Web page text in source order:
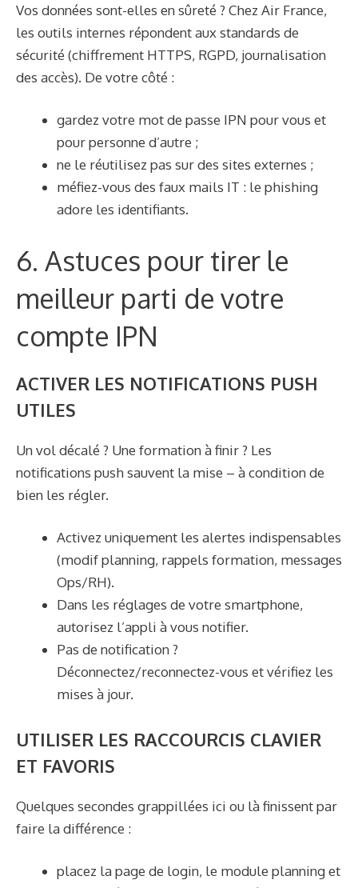
Vos données sont-elles en sûreté ? Chez Air France,
les outils internes répondent aux standards de
sécurité (chiffrement HTTPS, RGPD, journalisation
des accès). De votre côté :
gardez votre mot de passe IPN pour vous et
pour personne d’autre ;
ne le réutilisez pas sur des sites externes ;
méfiez-vous des faux mails IT : le phishing
adore les identifiants.
6. Astuces pour tirer le
meilleur parti de votre
compte IPN
ACTIVER LES NOTIFICATIONS PUSH
UTILES
Un vol décalé ? Une formation à finir ? Les
notifications push sauvent la mise – à condition de
bien les régler.
Activez uniquement les alertes indispensables
(modif planning, rappels formation, messages
Ops/RH).
Dans les réglages de votre smartphone,
autorisez l’appli à vous notifier.
Pas de notification ?
Déconnectez/reconnectez-vous et vérifiez les
mises à jour.
UTILISER LES RACCOURCIS CLAVIER
ET FAVORIS
Quelques secondes grappillées ici ou là finissent par
faire la différence :
placez la page de login, le module planning et